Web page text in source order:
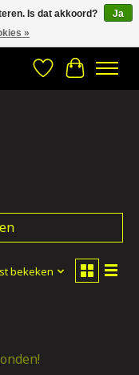
Verlanglijst
bekeken
Is dat akkoord?
Ja
»